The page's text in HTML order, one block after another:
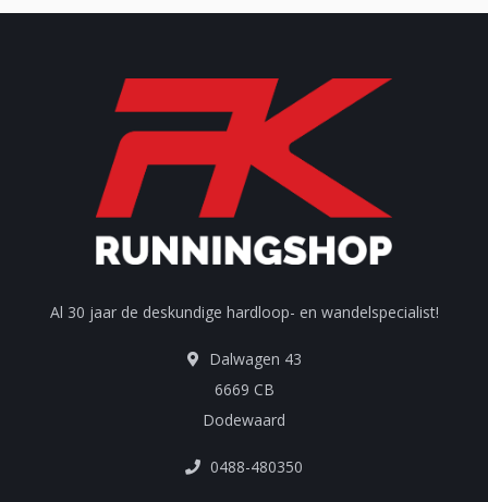
Al 30 jaar de deskundige hardloop- en wandelspecialist!
Dalwagen 43
6669 CB
Dodewaard
0488-480350